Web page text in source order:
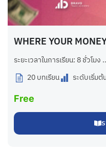
WHERE YOUR
ระยะเวลาในการเรียน: 8 ชั่วโมง
20 บทเรียน
ระดับเริ่มต้
Free